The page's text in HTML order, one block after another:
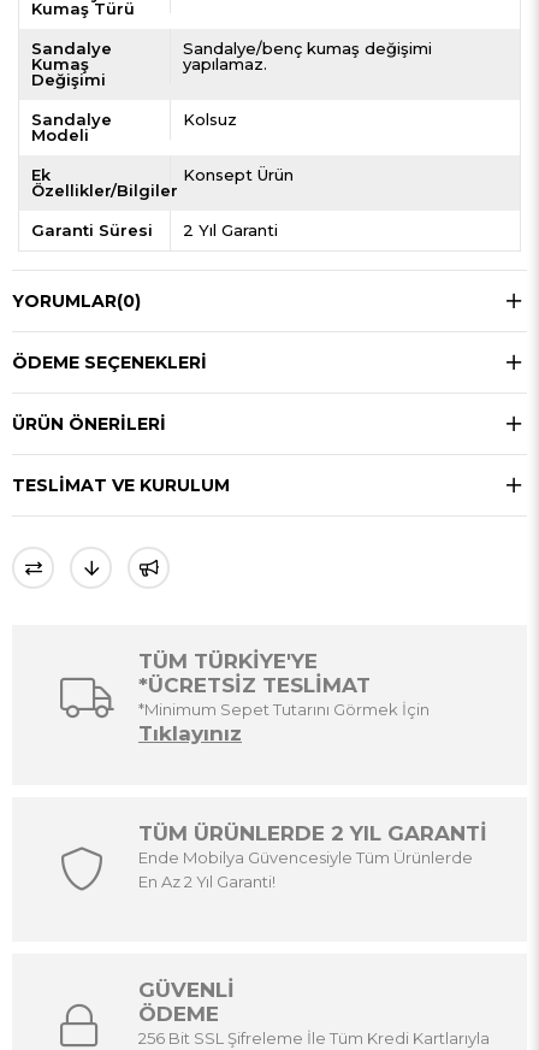
Kumaş Türü
Sandalye
Kumaş
Değişimi
Sandalye/benç kumaş değişimi
yapılamaz.
Sandalye
Modeli
Kolsuz
Ek
Özellikler/Bilgiler
Konsept Ürün
Garanti Süresi 2 Yıl Garanti
YORUMLAR(0)
ÖDEME SEÇENEKLERI
ÜRÜN ÖNERILERI
TESLIMAT VE KURULUM
TÜM TÜRKİYE'YE
*ÜCRETSİZ TESLİMAT
*Minimum Sepet Tutarını Görmek İçin
Tıklayınız
TÜM ÜRÜNLERDE 2 YIL GARANTİ
Ende Mobilya Güvencesiyle Tüm Ürünlerde
En Az 2 Yıl Garanti!
GÜVENLİ
ÖDEME
256 Bit SSL Şifreleme İle Tüm Kredi Kartlarıyla